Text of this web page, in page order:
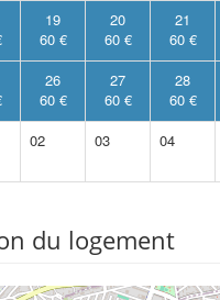
19
60 €
20
60 €
21
60 €
26
60 €
27
60 €
28
60 €
02 03 04
du logement